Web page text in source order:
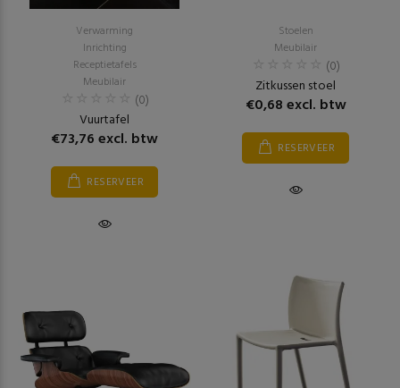
Verwarming
Inrichting
Receptietafels
Meubilair
(0)
Vuurtafel
€73,76 excl. btw
RESERVEER
Stoelen
Meubilair
(0)
Zitkussen stoel
€0,68 excl. btw
RESERVEER